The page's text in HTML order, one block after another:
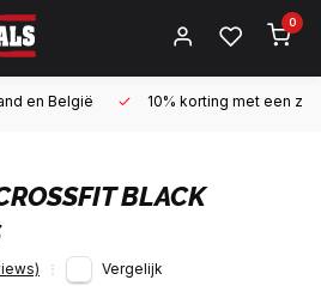
0
en België 10% korting met een
BLACK
Vergelijk